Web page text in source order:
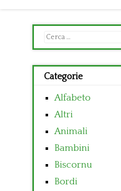
Ricerca
per:
Categorie
Alfabeto
Altri
Animali
Bambini
Biscornu
Bordi